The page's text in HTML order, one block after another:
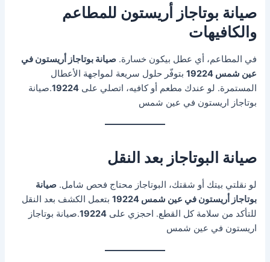
صيانة بوتاجاز أريستون للمطاعم
والكافيهات
في المطاعم، أي عطل بيكون خسارة.صيانة بوتاجاز أريستون في
عين شمس 19224
بتوفّر حلول سريعة لمواجهة الأعطال
المستمرة. لو عندك مطعم أو كافيه، اتصلي على19224.صيانة
بوتاجاز اريستون في عين شمس
صيانة البوتاجاز بعد النقل
لو نقلتي بيتك أو شقتك، البوتاجاز محتاج فحص شامل.صيانة
بوتاجاز أريستون في عين شمس 19224
بتعمل الكشف بعد النقل
للتأكد من سلامة كل القطع. احجزي على19224.صيانة بوتاجاز
اريستون في عين شمس